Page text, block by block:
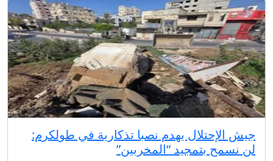
جيش الإحتلال يهدم نصبا تذكارية في طولكرم:
لن نسمح بتمجيد “المخربين”